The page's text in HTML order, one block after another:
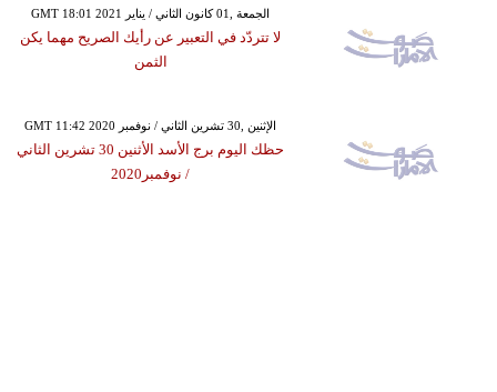
GMT 18:01 2021 الجمعة ,01 كانون الثاني / يناير
لا تتردّد في التعبير عن رأيك الصريح مهما يكن
الثمن
GMT 11:42 2020 الإثنين ,30 تشرين الثاني / نوفمبر
حظك اليوم برج الأسد الأثنين 30 تشرين الثاني
/ نوفمبر2020